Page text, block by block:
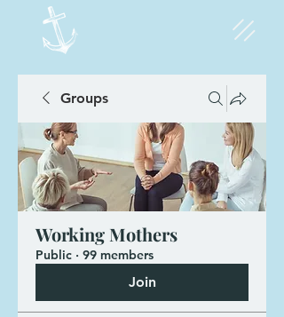
Groups
Working Mothers
Public · 99 members
Join